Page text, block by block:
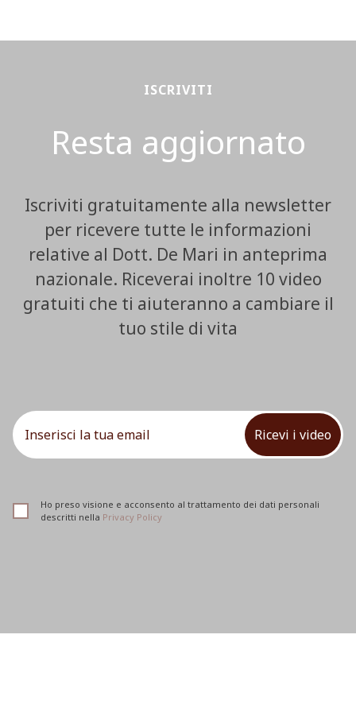
ISCRIVITI
Resta aggiornato
Iscriviti gratuitamente alla newsletter
per ricevere tutte le informazioni
relative al Dott. De Mari in anteprima
nazionale. Riceverai inoltre 10 video
gratuiti che ti aiuteranno a cambiare il
tuo stile di vita
Ricevi i video
Ho preso visione e acconsento al trattamento dei dati personali
descritti nella Privacy Policy